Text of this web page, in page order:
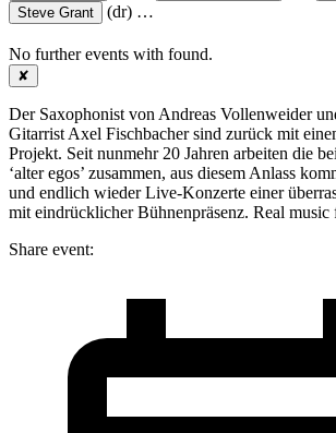
Steve Grant (dr) …
No further events with found.
✘
Der Saxophonist von Andreas Vollenweider
Gitarrist Axel Fischbacher sind zurück mit
Projekt. Seit nunmehr 20 Jahren arbeiten die
‘alter egos’ zusammen, aus diesem Anlass
und endlich wieder Live-Konzerte einer
mit eindrücklicher Bühnenpräsenz. Real music
Share event: